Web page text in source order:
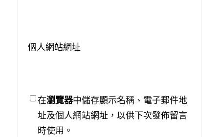
個人網站網址
在瀏覽器中儲存顯示名稱、電子郵件地
址及個人網站網址，以供下次發佈留言
時使用。